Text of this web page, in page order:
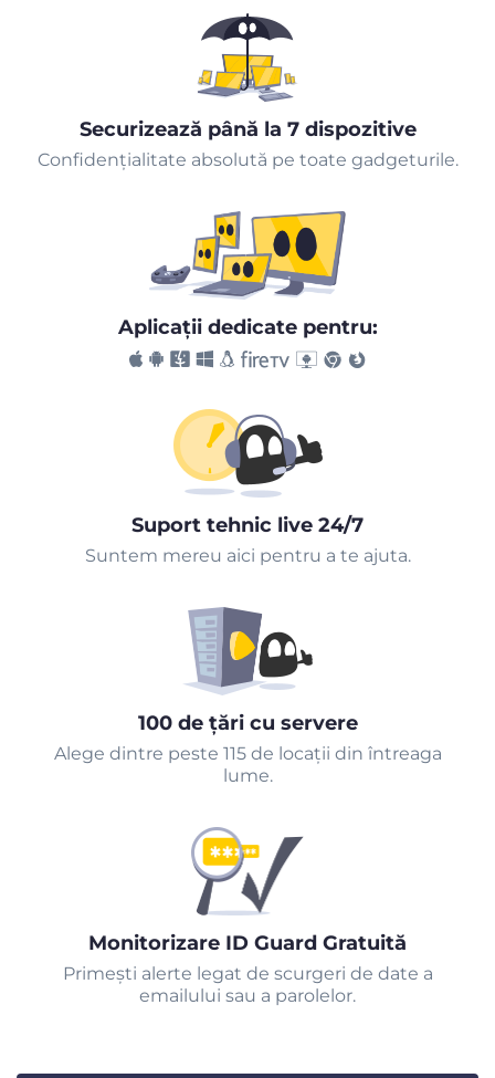
Securizează până la 7 dispozitive
Confidențialitate absolută pe toate gadgeturile.
Aplicaţii dedicate pentru:
Suport tehnic live 24/7
Suntem mereu aici pentru a te ajuta.
100 de țări cu servere
Alege dintre peste 115 de locații din întreaga
lume.
Monitorizare ID Guard Gratuită
Primeşti alerte legat de scurgeri de date a
emailului sau a parolelor.